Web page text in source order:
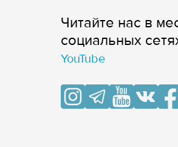
Читайте нас в
cоциальных
YouTube